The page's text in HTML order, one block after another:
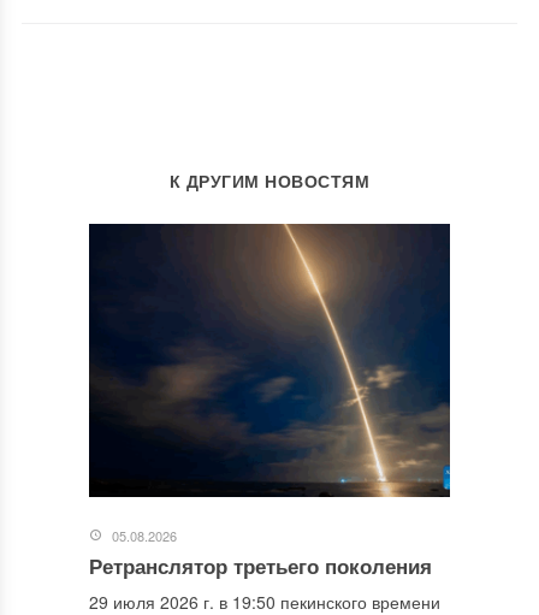
К ДРУГИМ НОВОСТЯМ
05.08.2026
Ретранслятор третьего поколения
29 июля 2026 г. в 19:50 пекинского времени